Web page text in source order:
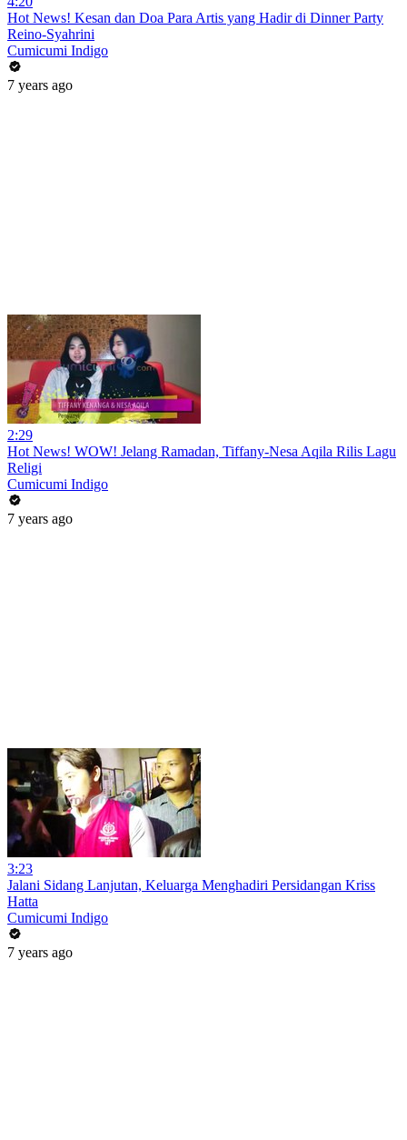
Hot News! Kesan dan Doa Para Artis yang Hadir di Dinner Party
Reino-Syahrini
Cumicumi Indigo
7 years ago
2:29
Hot News! WOW! Jelang Ramadan, Tiffany-Nesa Aqila Rilis Lagu
Religi
Cumicumi Indigo
7 years ago
3:23
Jalani Sidang Lanjutan, Keluarga Menghadiri Persidangan Kriss
Hatta
Cumicumi Indigo
7 years ago